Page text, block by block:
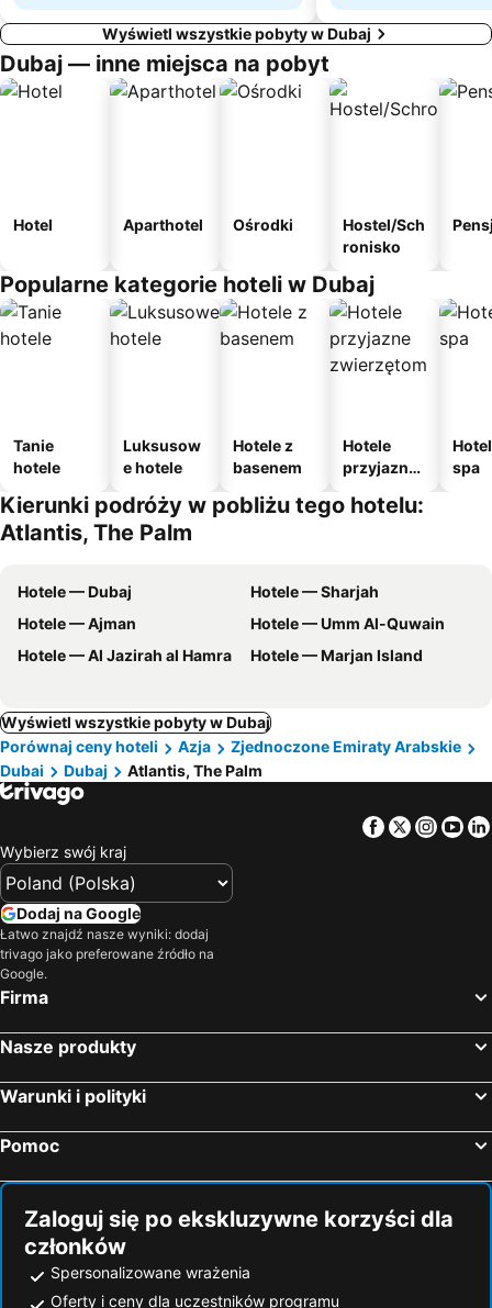
Wyświetl wszystkie pobyty w Dubaj
Dubaj — inne miejsca na pobyt
Hotel Aparthotel Ośrodki
Hostel/Sch
ronisko
Popularne kategorie hoteli w Dubaj
Tanie
hotele
Luksusow
e hotele
Hotele z
basenem
Hotele
przyjazne
m
spa
Kierunki podróży w pobliżu tego hotelu:
Atlantis, The Palm
Hotele — Dubaj
Hotele — Sharjah
Hotele — Ajman
Hotele — Umm Al-Quwain
Hotele — Al Jazirah al Hamra
Hotele — Marjan Island
Wyświetl wszystkie pobyty w Dubaj
Porównaj ceny hoteli
Azja
Zjednoczone Emiraty Arabskie
Dubai
Dubaj Atlantis, The Palm
Facebook
Twitter
Wybierz swój kraj
Dodaj na Google
Łatwo znajdź nasze wyniki: dodaj
trivago jako preferowane źródło na
Google.
Firma
Nasze produkty
Warunki i polityki
Pomoc
Zaloguj się po ekskluzywne korzyści dla
członków
Spersonalizowane wrażenia
Oferty i ceny dla uczestników programu